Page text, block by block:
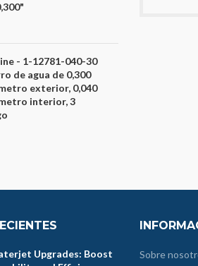
- 1-12781-040-30
de agua de 0,300
exterior, 0,040
interior, 3
Upgrades: Boost
Sobre